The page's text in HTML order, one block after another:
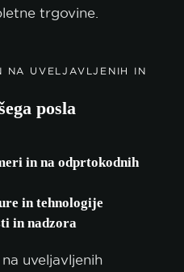
trgovine.
NA UVELJAVLJENIH IN
posla
in na odprtokodnih
in tehnologije
in nadzora
uveljavljenih